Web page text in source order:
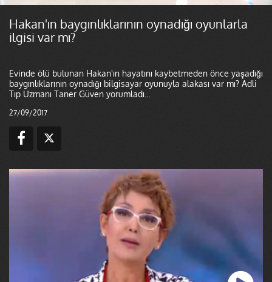
Hakan'ın baygınlıklarının oynadığı oyunlarla
ilgisi var mı?
Evinde ölü bulunan Hakan'ın hayatını kaybetmeden önce yaşadığı
baygınlıklarının oynadığı bilgisayar oyunuyla alakası var mı? Adli
Tıp Uzmanı Taner Güven yorumladı...
27/09/2017